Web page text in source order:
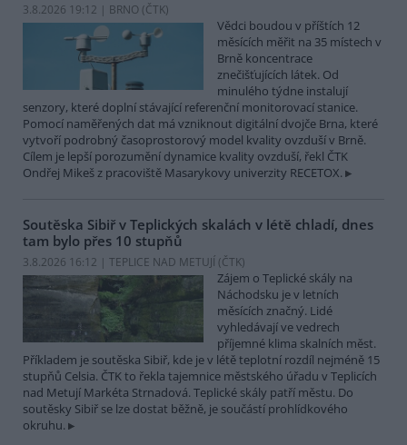
3.8.2026 19:12 | BRNO (ČTK)
Vědci boudou v příštích 12
měsících měřit na 35 místech v
Brně koncentrace
znečišťujících látek. Od
minulého týdne instalují
senzory, které doplní stávající referenční monitorovací stanice.
Pomocí naměřených dat má vzniknout digitální dvojče Brna, které
vytvoří podrobný časoprostorový model kvality ovzduší v Brně.
Cílem je lepší porozumění dynamice kvality ovzduší, řekl ČTK
Ondřej Mikeš z pracoviště Masarykovy univerzity RECETOX.
Soutěska Sibiř v Teplických skalách v létě chladí, dnes
tam bylo přes 10 stupňů
3.8.2026 16:12 | TEPLICE NAD METUJÍ (ČTK)
Zájem o Teplické skály na
Náchodsku je v letních
měsících značný. Lidé
vyhledávají ve vedrech
příjemné klima skalních měst.
Příkladem je soutěska Sibiř, kde je v létě teplotní rozdíl nejméně 15
stupňů Celsia. ČTK to řekla tajemnice městského úřadu v Teplicích
nad Metují Markéta Strnadová. Teplické skály patří městu. Do
soutěsky Sibiř se lze dostat běžně, je součástí prohlídkového
okruhu.